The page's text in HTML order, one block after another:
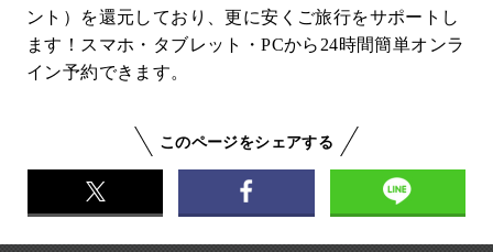
ント）を還元しており、更に安くご旅行をサポートし
ます！スマホ・タブレット・PCから24時間簡単オンラ
イン予約できます。
このページをシェアする